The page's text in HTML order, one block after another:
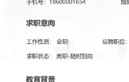
陈小湾
性别: 男年龄: 26学历: 本科